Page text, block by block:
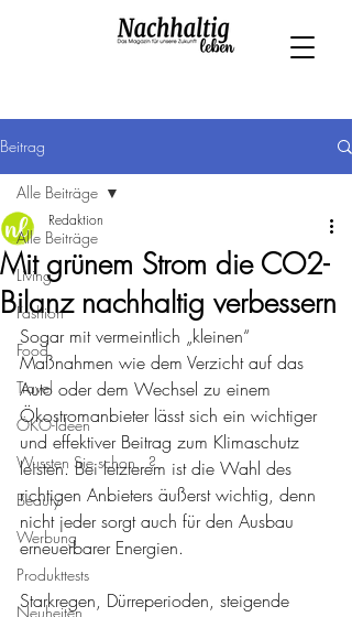
Beitrag
Alle Beiträge
Living
Fashion
Food
Travel
ÖKO-Ideen
Wussten Sie schon...?
Beauty
Werbung
Produkttests
Neuheiten
Alle Beiträge
Mit grünem Strom die CO2-
Bilanz nachhaltig verbessern
Redaktion
Sogar mit vermeintlich „kleinen“
Maßnahmen wie dem Verzicht auf das
Auto oder dem Wechsel zu einem
Ökostromanbieter lässt sich ein wichtiger
und effektiver Beitrag zum Klimaschutz
leisten. Bei letzterem ist die Wahl des
richtigen Anbieters äußerst wichtig, denn
nicht jeder sorgt auch für den Ausbau
erneuerbarer Energien.
Starkregen, Dürreperioden, steigende